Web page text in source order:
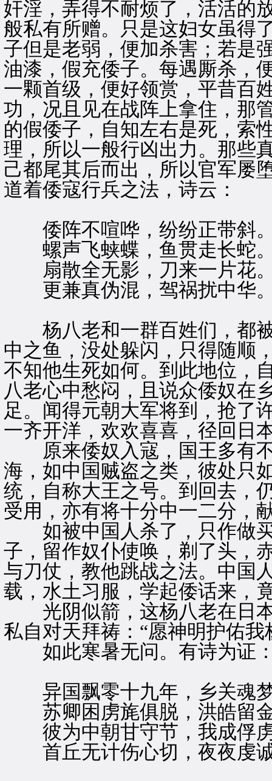
奸淫，弄得不耐烦了，活活的
般私有所赠。只是这妇女虽得
子但是老弱，便加杀害；若是
油漆，假充倭子。每遇厮杀，
一颗首级，便好领赏，平昔百
功，况且见在战阵上拿住，那
的假倭子，自知左右是死，索
理，所以一般行凶出力。那些
己都尾其后而出，所以官军屡
道着倭寇行兵之法，诗云：
倭阵不喧哗，纷纷正带斜
螺声飞蛱蝶，鱼贯走长蛇
扇散全无影，刀来一片花
更兼真伪混，驾祸扰中华
杨八老和一群百姓们，都被
中之鱼，没处躲闪，只得随顺
不知他生死如何。到此地位，
八老心中愁闷，且说众倭奴在
足。闻得元朝大军将到，抢了
一齐开洋，欢欢喜喜，径回日
原来倭奴入寇，国王多有不
海，如中国贼盗之类，彼处只
统，自称大王之号。到回去，
受用，亦有将十分中一二分，
如被中国人杀了，只作做买
子，留作奴仆使唤，剃了头，
与刀仗，教他跳战之法。中国
载，水土习服，学起倭话来，
光阴似箭，这杨八老在日本
私自对天拜祷：“愿神明护佑
如此寒暑无问。有诗为证
异国飘零十九年，乡关魂
苏卿困虏旄俱脱，洪皓留
彼为中朝甘守节，我成俘
首丘无计伤心切，夜夜虔